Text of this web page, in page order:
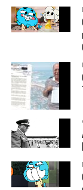
han
por una mayor
automotriz y el
crucial para
“La
sido